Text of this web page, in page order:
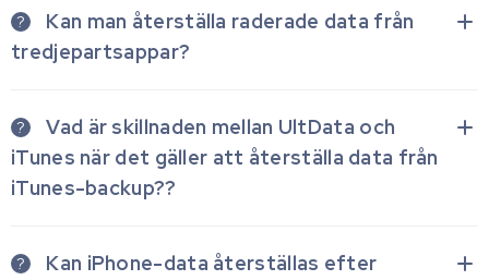
?
Kan man återställa raderade data från
tredjepartsappar?
?
Vad är skillnaden mellan UltData och
iTunes när det gäller att återställa data från
iTunes-backup??
?
Kan iPhone-data återställas efter